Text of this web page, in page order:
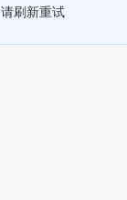
刷新重试